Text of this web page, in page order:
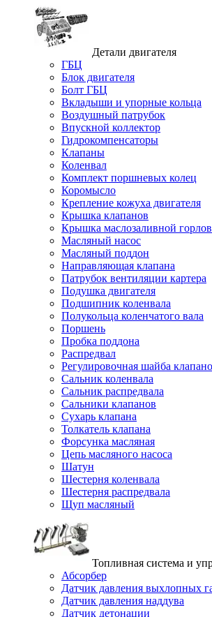
Детали двигателя
ГБЦ
Блок двигателя
Болт ГБЦ
Вкладыши и упорные кольца
Воздушный патрубок
Впускной коллектор
Гидрокомпенсаторы
Клапаны
Коленвал
Комплект поршневых колец
Коромысло
Крепление кожуха двигателя
Крышка клапанов
Крышка маслозаливной
Масляный насос
Масляный поддон
Направляющая клапана
Патрубок вентиляции картера
Подушка двигателя
Подшипник коленвала
Полукольца коленчатого вала
Поршень
Пробка поддона
Распредвал
Регулировочная шайба
Сальник коленвала
Сальник распредвала
Сальники клапанов
Сухарь клапана
Толкатель клапана
Форсунка масляная
Цепь масляного насоса
Шатун
Шестерня коленвала
Шестерня распредвала
Щуп масляный
Топливная система и
Абсорбер
Датчик давления выхлопных
Датчик давления наддува
Датчик детонации